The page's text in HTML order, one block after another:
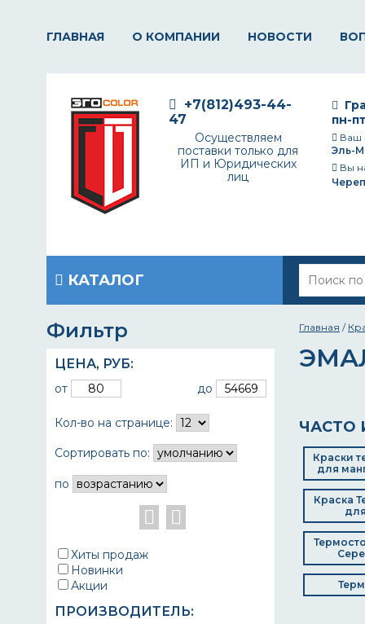
ГЛАВНАЯ О КОМПАНИИ НОВОСТИ
пн-
Ваш
Эль-
Вы
+7(812)493-44-
47
Осуществляем
поставки только для
ИП и Юридических
лиц
КАТАЛОГ
Фильтр
ЦЕНА, РУБ:
от до
Кол-во на странице:
Сортировать по:
по
Хиты продаж
Новинки
Акции
ПРОИЗВОДИТЕЛЬ:
Главная /
ЧАСТО
Краски
для
Краска